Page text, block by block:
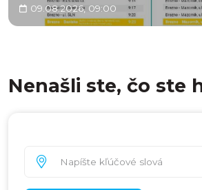
09.08.2026, 09:00
Nenašli ste, čo ste